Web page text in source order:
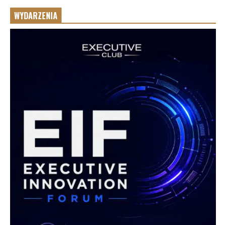
WYDARZENIA